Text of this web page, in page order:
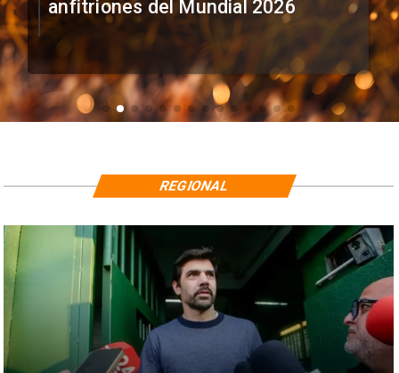
anfitriones del Mundial 2026
REGIONAL